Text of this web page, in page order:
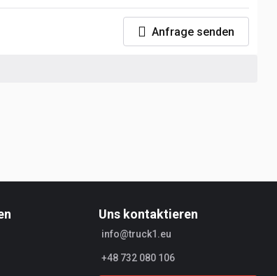
Anfrage senden
Uns kontaktieren
info@truck1.eu
+48 732 080 106